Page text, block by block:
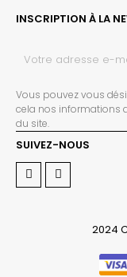
INSCRIPTION À LA
Vous pouvez vous
cela nos informations
du site.
SUIVEZ-NOUS
2024